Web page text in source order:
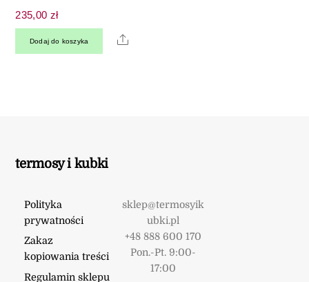
235,00 zł
Dodaj do koszyka Share
termosy i kubki
Polityka
prywatności
Zakaz
kopiowania treści
Regulamin sklepu
sklep@termosyik
ubki.pl
+48 888 600 170
Pon.-Pt. 9:00-
17:00